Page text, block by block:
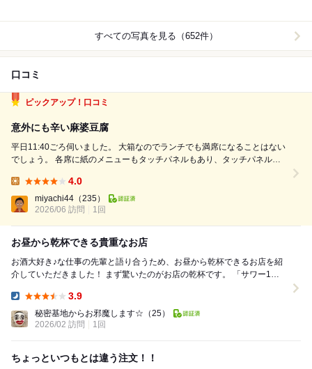
すべての写真を見る（652件）
口コミ
ピックアップ！口コミ
意外にも辛い麻婆豆腐
平日11:40ごろ伺いました。 大箱なのでランチでも満席になることはない
でしょう。 各席に紙のメニューもタッチパネルもあり、タッチパネルで
酢 990円)を注文しました。 10分弱で提供されました。 鶏の黄金揚げ胡
麻ポン酢は...
4.0
miyachi44 （235）
2026/06 訪問
1回
お昼から乾杯できる貴重なお店
お酒大好き♪な仕事の先輩と語り合うため、お昼から乾杯できるお店を紹
介していただきました！ まず驚いたのがお店の乾杯です。 「サワー1杯
3.9
秘密基地からお邪魔します☆ （25）
2026/02 訪問
1回
ちょっといつもとは違う注文！！